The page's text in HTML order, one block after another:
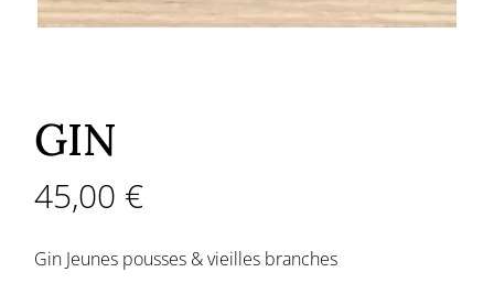
GIN
45,00 €
Gin Jeunes pousses & vieilles branches